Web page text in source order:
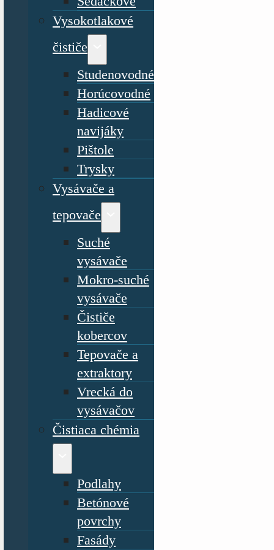
Vysokotlakové
čističe
Studenovodné
Horúcovodné
Hadicové
navijáky
Pištole
Trysky
Vysávače a
tepovače
Suché
vysávače
Mokro-suché
vysávače
Čističe
kobercov
Tepovače a
extraktory
Vrecká do
vysávačov
Čistiaca chémia
Podlahy
Betónové
povrchy
Fasády